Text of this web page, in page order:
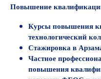
Повышение
Курсы повышения
технологический
Стажировка в
Частное
повышения